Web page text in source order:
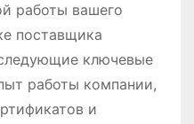
работы вашего
поставщика
ключевые
работы компании,
и